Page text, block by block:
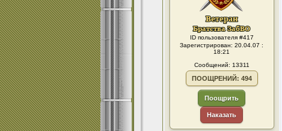
ID пользователя #417
Зарегистрирован: 20.04.07 :
18:21
Сообщений: 13311
ПООЩРЕНИЙ: 494
Поощрить
Наказать